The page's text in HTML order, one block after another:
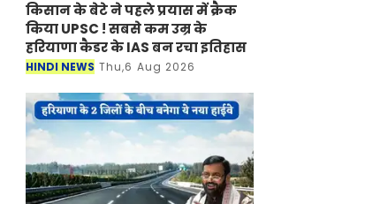
किसान के बेटे ने पहले प्रयास में क्रैक
किया UPSC ! सबसे कम उम्र के
हरियाणा कैडर के IAS बन रचा इतिहास
HINDI NEWS Thu,6 Aug 2026